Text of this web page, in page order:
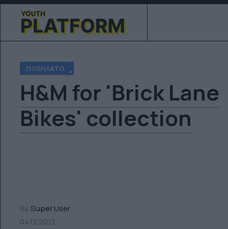
ΠΟΔΉΛΑΤΟ
H&M for 'Brick Lane
Bikes' collection
BySuper User
04.12.2012